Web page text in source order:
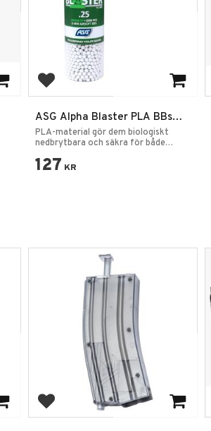
Add to favorites
ASG Alpha Blaster PLA BBs
3300 st Biologiskt
Nedbrytbara Airsoftkulor
PLA-material gör dem biologiskt
nedbrytbara och säkra för både
127 KR
Add to favorites